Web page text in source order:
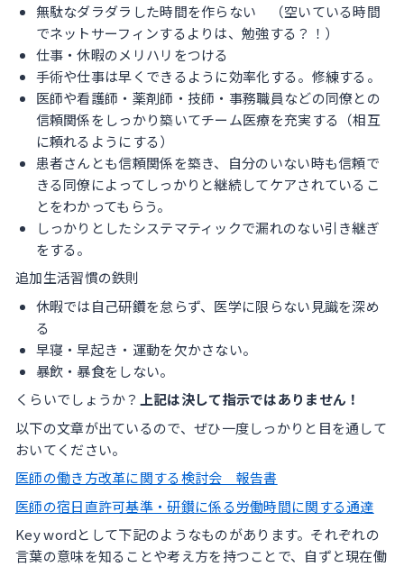
無駄なダラダラした時間を作らない （空いている時間
でネットサーフィンするよりは、勉強する？！）
仕事・休暇のメリハリをつける
手術や仕事は早くできるように効率化する。修練する。
医師や看護師・薬剤師・技師・事務職員などの同僚との
信頼関係をしっかり築いてチーム医療を充実する（相互
に頼れるようにする）
患者さんとも信頼関係を築き、自分のいない時も信頼で
きる同僚によってしっかりと継続してケアされているこ
とをわかってもらう。
しっかりとしたシステマティックで漏れのない引き継ぎ
をする。
追加生活習慣の鉄則
休暇では自己研鑽を怠らず、医学に限らない見識を深め
る
早寝・早起き・運動を欠かさない。
暴飲・暴食をしない。
くらいでしょうか？ 上記は決して指示ではありません！
以下の文章が出ているので、ぜひ一度しっかりと目を通して
おいてください。
医師の働き方改革に関する検討会 報告書
医師の宿日直許可基準・研鑚に係る労働時間に関する通達
Key wordとして下記のようなものがあります。それぞれの
言葉の意味を知ることや考え方を持つことで、自ずと現在働